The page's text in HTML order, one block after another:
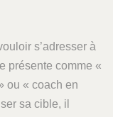
s’adresser à
présente comme «
ou « coach en
sa cible, il